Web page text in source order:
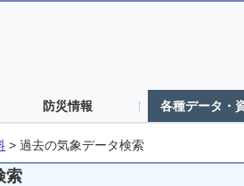
防災情報 各種データ・
> 過去の気象データ検索
索